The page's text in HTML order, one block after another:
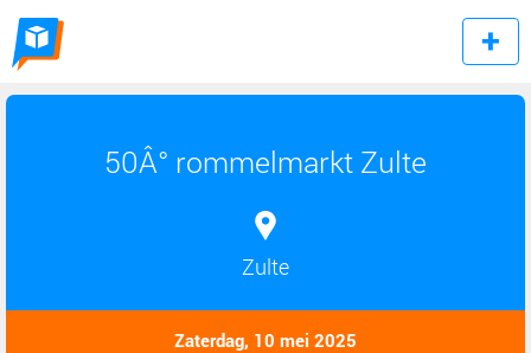
50Â° rommelmarkt Zulte
Zulte
Zaterdag, 10 mei 2025